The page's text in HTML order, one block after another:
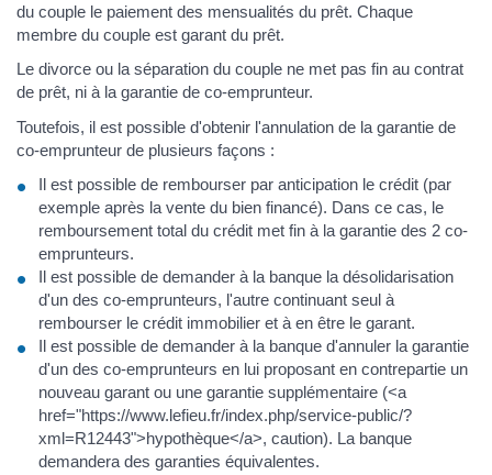
du couple le paiement des mensualités du prêt. Chaque
membre du couple est garant du prêt.
Le divorce ou la séparation du couple ne met pas fin au contrat
de prêt, ni à la garantie de co-emprunteur.
Toutefois, il est possible d'obtenir l'annulation de la garantie de
co-emprunteur de plusieurs façons :
Il est possible de rembourser par anticipation le crédit (par
exemple après la vente du bien financé). Dans ce cas, le
remboursement total du crédit met fin à la garantie des 2 co-
emprunteurs.
Il est possible de demander à la banque la désolidarisation
d'un des co-emprunteurs, l'autre continuant seul à
rembourser le crédit immobilier et à en être le garant.
Il est possible de demander à la banque d'annuler la garantie
d'un des co-emprunteurs en lui proposant en contrepartie un
nouveau garant ou une garantie supplémentaire (<a
href="https://www.lefieu.fr/index.php/service-public/?
xml=R12443">hypothèque</a>, caution). La banque
demandera des garanties équivalentes.